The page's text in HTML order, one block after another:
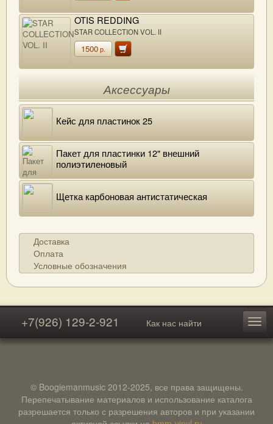
OTIS REDDING
STAR COLLECTION VOL. II
1500р.
Аксессуары
Кейс для пластинок 25
Пакет для пластинки 12" внешний
полиэтиленовый
Щетка карбоновая антистатическая
Доставка
Оплата
Условные обозначения
+7(926) 129-2-921 Как нас найти
© Boogiemanmusic 2012-2025, все права защищены.
Перепечатывание материалов и использование каталога
разрешается только с разрешения авторов и при указании